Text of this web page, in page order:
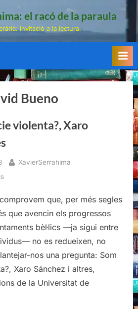
el racó de la paraula
invitació a la lectura.
Bueno
violenta?, Xaro
By
XavierSerrahima
a
una
espècie
Xaro
Sánchez
i
altres
que, per més segles
que avencin els progressos
bèl·lics —ja sigui entre
no es redueixen, no
nos una pregunta: Som
Xaro Sánchez i altres,
de la Universitat de